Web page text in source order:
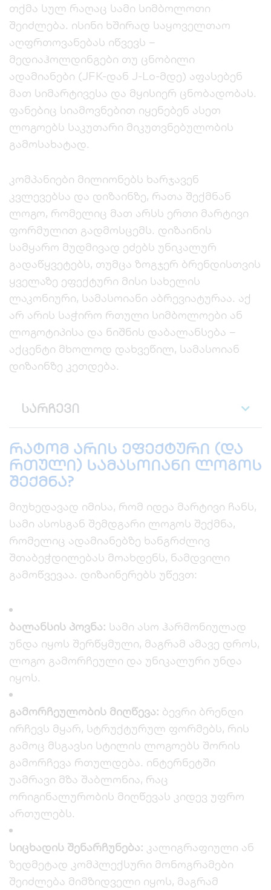
თქმა სულ რაღაც სამი სიმბოლოთი
შეიძლება. ისინი ხშირად საყოველთაო
აღფრთოვანებას იწვევს –
მედიაჰოლდინგები თუ ცნობილი
ადამიანები (JFK-დან J-Lo-მდე) აფასებენ
მათ სიმარტივესა და მყისიერ ცნობადობას.
ფანებიც სიამოვნებით იყენებენ ასეთ
ლოგოებს საკუთარი მიკუთვნებულობის
გამოსახატად.
კომპანიები მილიონებს ხარჯავენ
კვლევებსა და დიზაინზე, რათა შექმნან
ლოგო, რომელიც მათ არსს ერთი მარტივი
ფორმულით გადმოსცემს. დიზაინის
სამყარო მუდმივად ეძებს უნიკალურ
გადაწყვეტებს, თუმცა ზოგჯერ ბრენდისთვის
ყველაზე ეფექტური მისი სახელის
ლაკონიური, სამასოიანი აბრევიატურაა. აქ
არ არის საჭირო რთული სიმბოლოები ან
ლოგოტიპისა და ნიშნის დაბალანსება –
აქცენტი მხოლოდ დახვეწილ, სამასოიან
დიზაინზე კეთდება.
სარჩევი
რატომ არის ეფექტური (და
რთული) სამასოიანი ლოგოს
შექმნა?
მიუხედავად იმისა, რომ იდეა მარტივი ჩანს,
სამი ასოსგან შემდგარი ლოგოს შექმნა,
რომელიც ადამიანებზე ხანგრძლივ
შთაბეჭდილებას მოახდენს, ნამდვილი
გამოწვევაა. დიზაინერებს უწევთ:
ბალანსის პოვნა: სამი ასო ჰარმონიულად
უნდა იყოს შერწყმული, მაგრამ ამავე დროს,
ლოგო გამორჩეული და უნიკალური უნდა
იყოს.
გამორჩეულობის მიღწევა: ბევრი ბრენდი
ირჩევს მყარ, სტრუქტურულ ფორმებს, რის
გამოც მსგავსი სტილის ლოგოებს შორის
გამორჩევა რთულდება. ინტერნეტში
უამრავი მზა შაბლონია, რაც
ორიგინალურობის მიღწევას კიდევ უფრო
ართულებს.
სიცხადის შენარჩუნება: კალიგრაფიული ან
ზედმეტად კომპლექსური მონოგრამები
შეიძლება მიმზიდველი იყოს, მაგრამ